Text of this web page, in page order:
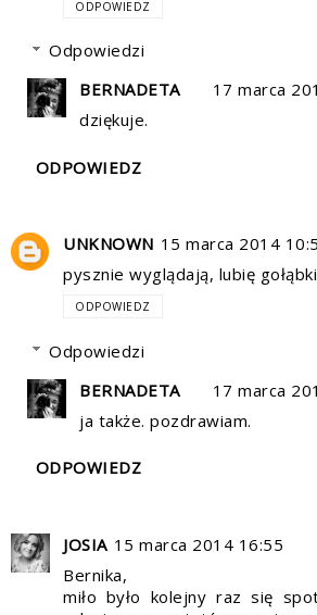
ODPOWIEDZ
Odpowiedzi
BERNADETA
17 marca
dziękuje.
ODPOWIEDZ
UNKNOWN 15 marca 2014
pysznie wyglądają, lubię
ODPOWIEDZ
Odpowiedzi
BERNADETA
17 marca
ja także. pozdrawiam.
ODPOWIEDZ
JOSIA 15 marca 2014 16:55
Bernika,
miło było kolejny raz się